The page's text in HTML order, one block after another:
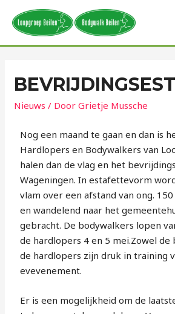
Nieuws / DoorGrietje Mussche
Nog een maand te gaan en dan is
Hardlopers en Bodywalkers van
halen dan de vlag en het
Wageningen. In estafettevorm
vlam over een afstand van ong.
en wandelend naar het
gebracht. De bodywalkers lopen
de hardlopers 4 en 5 mei.Zowel de
de hardlopers zijn druk in training
evevenement.
Er is een mogelijkheid om de